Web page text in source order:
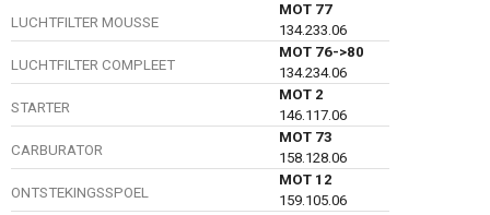
LUCHTFILTER MOUSSE
MOT 77
134.233.06
LUCHTFILTER COMPLEET
MOT 76->80
134.234.06
STARTER
MOT 2
146.117.06
CARBURATOR
MOT 73
158.128.06
ONTSTEKINGSSPOEL
MOT 12
159.105.06